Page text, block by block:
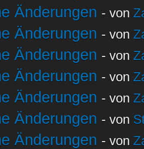
Änderungen - von
Änderungen - von
Änderungen - von
Änderungen - von
Änderungen - von
Änderungen - von
Änderungen - von